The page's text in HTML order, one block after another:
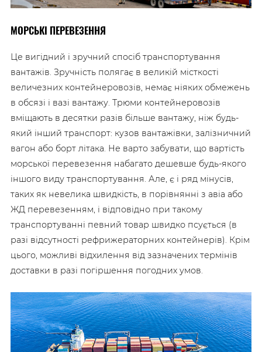
МОРСЬКІ ПЕРЕВЕЗЕННЯ
Це вигідний і зручний спосіб транспортування
вантажів. Зручність полягає в великій місткості
величезних контейнеровозів, немає ніяких обмежень
в обсязі і вазі вантажу. Трюми контейнеровозів
вміщають в десятки разів більше вантажу, ніж будь-
який інший транспорт: кузов вантажівки, залізничний
вагон або борт літака. Не варто забувати, що вартість
морської перевезення набагато дешевше будь-якого
іншого виду транспортування. Але, є і ряд мінусів,
таких як невелика швидкість, в порівнянні з авіа або
ЖД перевезенням, і відповідно при такому
транспортуванні певний товар швидко псується (в
разі відсутності рефрижераторних контейнерів). Крім
цього, можливі відхилення від зазначених термінів
доставки в разі погіршення погодних умов.